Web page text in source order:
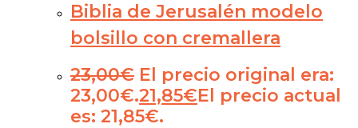
Biblia de Jerusalén modelo
bolsillo con cremallera
23,00€ El precio original era:
23,00€.21,85€El precio actual
es: 21,85€.